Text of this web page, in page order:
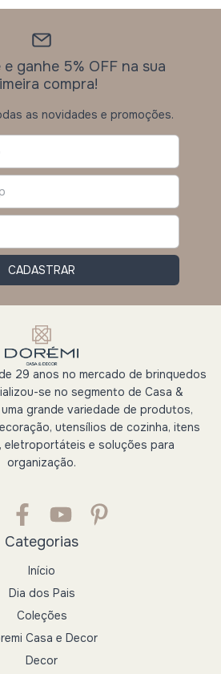
ganhe 5% OFF na sua
compra!
as novidades e promoções.
29 anos no mercado de brinquedos
se no segmento de Casa &
grande variedade de produtos,
utensílios de cozinha, itens
eletroportáteis e soluções para
organização.
Categorias
Início
Dia dos Pais
Coleções
Casa e Decor
Decor